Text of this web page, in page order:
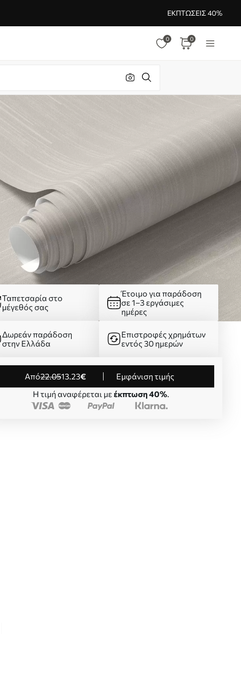
ΕΚΠΤΏΣΕΙΣ 40%
0 0
Ταπετσαρία στο
μέγεθός σας
Έτοιμο για παράδοση
σε 1–3 εργάσιμες
ημέρες
Δωρεάν παράδοση
στην Ελλάδα
Επιστροφές χρημάτων
εντός 30 ημερών
από22.0513.23€
Εμφάνιση τιμής
Η τιμή αναφέρεται με έκπτωση 40%.